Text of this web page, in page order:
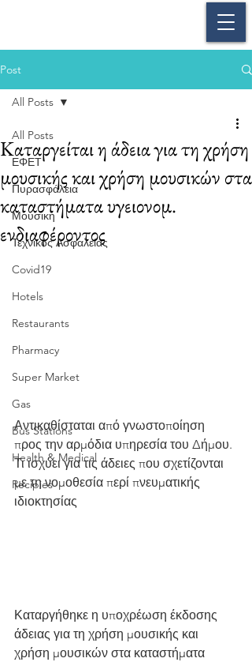
Post
All Posts
ΕΦΕΤ
Πυρασφάλεια
Μουσική
Τεχνικός Ασφαλείας
Covid19
Hotels
Restaurants
Pharmacy
Super Market
Gas
Bus Stations
Health & Medical
Recipies
All Posts
Καταργείται η άδεια για τη χρήση
μουσικής και χρήση μουσικών στα
καταστήματα υγειονομ.
ενδιαφέροντος
Αντικαθίσταται από γνωστοποίηση
προς την αρμόδια υπηρεσία του Δήμου.
Τι ισχύει για τις άδειες που σχετίζονται
με τη νομοθεσία περί πνευματικής
ιδιοκτησίας
Καταργήθηκε η υποχρέωση έκδοσης
άδειας για τη χρήση μουσικής και
χρήση μουσικών στα καταστήματα